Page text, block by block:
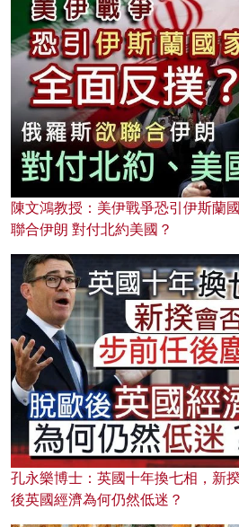
陳文鴻教授：美伊戰爭恐引伊斯蘭
聯合伊朗 對付北約美國？
孔永樂博士：英國十年換七相，新
後英國經濟為何仍然低迷？